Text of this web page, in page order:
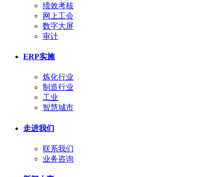
绩效考核
网上工会
数字大屏
审计
ERP实施
炼化行业
制造行业
工业
智慧城市
走进我们
联系我们
业务咨询